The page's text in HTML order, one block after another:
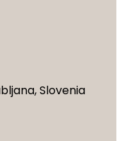
Slovenia